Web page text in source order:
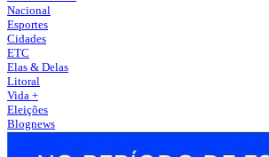
Nacional
Esportes
Cidades
ETC
Elas & Delas
Litoral
Vida +
Eleições
Blognews